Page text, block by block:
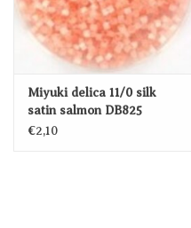
Miyuki delica 11/0 silk
satin salmon DB825
€2,10